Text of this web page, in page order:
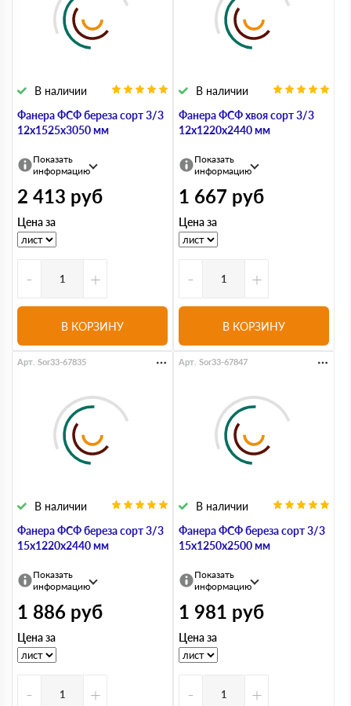
Фанера ФСФ береза сорт 3/3
12х1525х3050 мм
В наличии
Показать
информацию
2 413 руб
Цена за
- +
В КОРЗИНУ
Фанера ФСФ хвоя сорт 3/3
12х1220х2440 мм
В наличии
Показать
информацию
1 667 руб
Цена за
- +
В КОРЗИНУ
Фанера ФСФ береза сорт 3/3
15х1220х2440 мм
В наличии
Арт. Sor33-67835
Показать
информацию
1 886 руб
Цена за
- +
Фанера ФСФ береза сорт 3/3
15х1250х2500 мм
В наличии
Арт. Sor33-67847
Показать
информацию
1 981 руб
Цена за
- +